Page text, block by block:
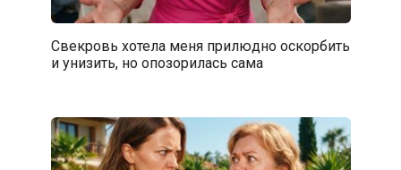
Свекровь хотела меня прилюдно оскорбить
и унизить, но опозорилась сама